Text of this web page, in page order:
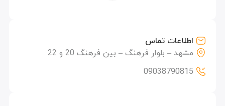
اطلاعات تماس
مشهد – بلوار فرهنگ – بین فرهنگ 20 و 22
09038790815